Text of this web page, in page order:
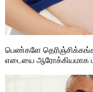
பெண்களே
எடையை ஆரோக்கியமாக